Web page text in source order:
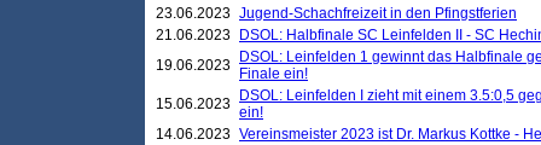
23.06.2023 Jugend-Schachfreizeit in den Pfingstferien
21.06.2023
DSOL: Halbfinale SC Leinfelden II - SC
19.06.2023
DSOL: Leinfelden 1 gewinnt das Halbfinale
Finale ein!
15.06.2023
DSOL: Leinfelden I zieht mit einem 3.5:0,5
ein!
14.06.2023 Vereinsmeister 2023 ist Dr. Markus Kottke -